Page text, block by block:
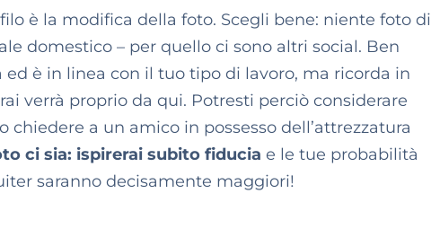
è la modifica della foto. Scegli bene: niente foto di
domestico – per quello ci sono altri social. Ben
è in linea con il tuo tipo di lavoro, ma ricorda in
verrà proprio da qui. Potresti perciò considerare
chiedere a un amico in possesso dell’attrezzatura
ci sia: ispirerai subito fiducia e le tue probabilità
saranno decisamente maggiori!